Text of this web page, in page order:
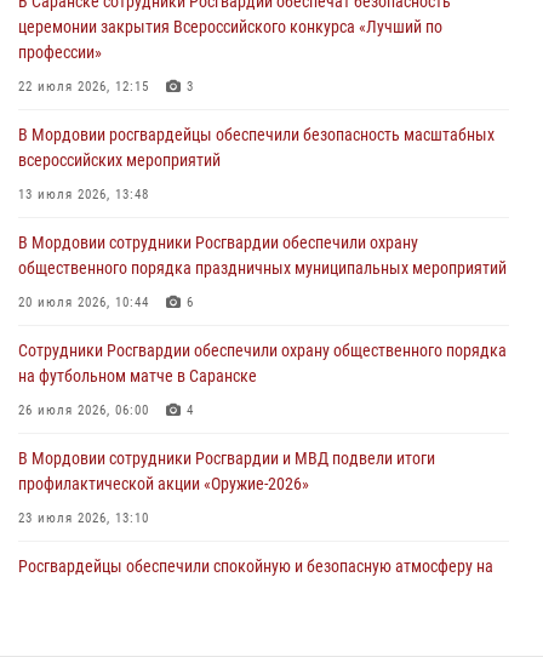
Росгвардейцы обеспечили общественную безопасность во время
проведения масштабного праздника в Темникове
05 августа 2026, 09:04
разрешительной работы передал очередную партию вооружения в
зону СВО
04 августа 2026, 11:13
Сотрудники Росгвардии Мордовии стали призерами
республиканских соревнований по служебному шестиборью
04 августа 2026, 08:27
В Саранске росгвардейцы пресекли нарушение правопорядка:
«отдых» на лавочке закончился в отделе полиции
04 августа 2026, 07:06
церемонии закрытия Всероссийского конкурса «Лучший по
профессии»
22 июля 2026, 12:15 3
В Мордовии росгвардейцы обеспечили безопасность масштабных
всероссийских мероприятий
13 июля 2026, 13:48
В Мордовии сотрудники Росгвардии обеспечили охрану
общественного порядка праздничных муниципальных мероприятий
20 июля 2026, 10:44 6
Сотрудники Росгвардии обеспечили охрану общественного порядка
на футбольном матче в Саранске
26 июля 2026, 06:00 4
В Мордовии сотрудники Росгвардии и МВД подвели итоги
профилактической акции «Оружие‑2026»
23 июля 2026, 13:10
Росгвардейцы обеспечили спокойную и безопасную атмосферу на